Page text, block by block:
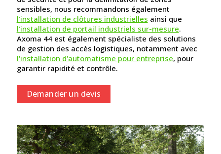
sensibles, nous recommandons également
l'installation de clôtures industrielles ainsi que
l'installation de portail industriels sur-mesure.
Axoma 44 est également spécialiste des solutions
de gestion des accès logistiques, notamment avec
l'installation d'automatisme pour entreprise, pour
garantir rapidité et contrôle.
Demander un devis